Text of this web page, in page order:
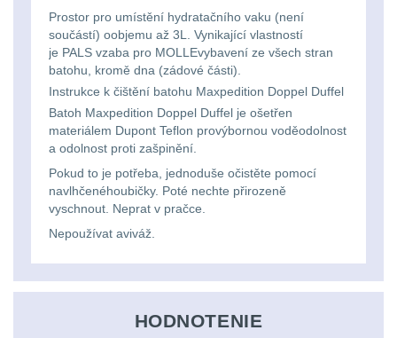
pro
AA/AAA/14500
Ion
baterie
Svítilny
pro
18650
baterie
Přepravne
tašky
zbraně
Hydratační
vaky
a
Monokuláry
Príslušenstvo
pre
optiku
Lucerny a kempingové
lampy1
Potápačské svetlá2
Kapesní svítilny4
Policejní svítilny4
Vyhledávací svítilny
Lovecké svítilny1
Nabíjacie baterky6
Prostor pro umístění hydratačního vaku (není
součástí) oobjemu až 3L. Vynikající vlastností
je PALS vzaba pro MOLLEvybavení ze všech stran
batohu, kromě dna (zádové části).
Instrukce k čištění batohu Maxpedition Doppel Duffel
Batoh Maxpedition Doppel Duffel je ošetřen
materiálem Dupont Teflon provýbornou voděodolnost
a odolnost proti zašpinění.
Pokud to je potřeba, jednoduše očistěte pomocí
navlhčenéhoubičky. Poté nechte přirozeně
vyschnout. Neprat v pračce.
Nepoužívat aviváž.
HODNOTENIE